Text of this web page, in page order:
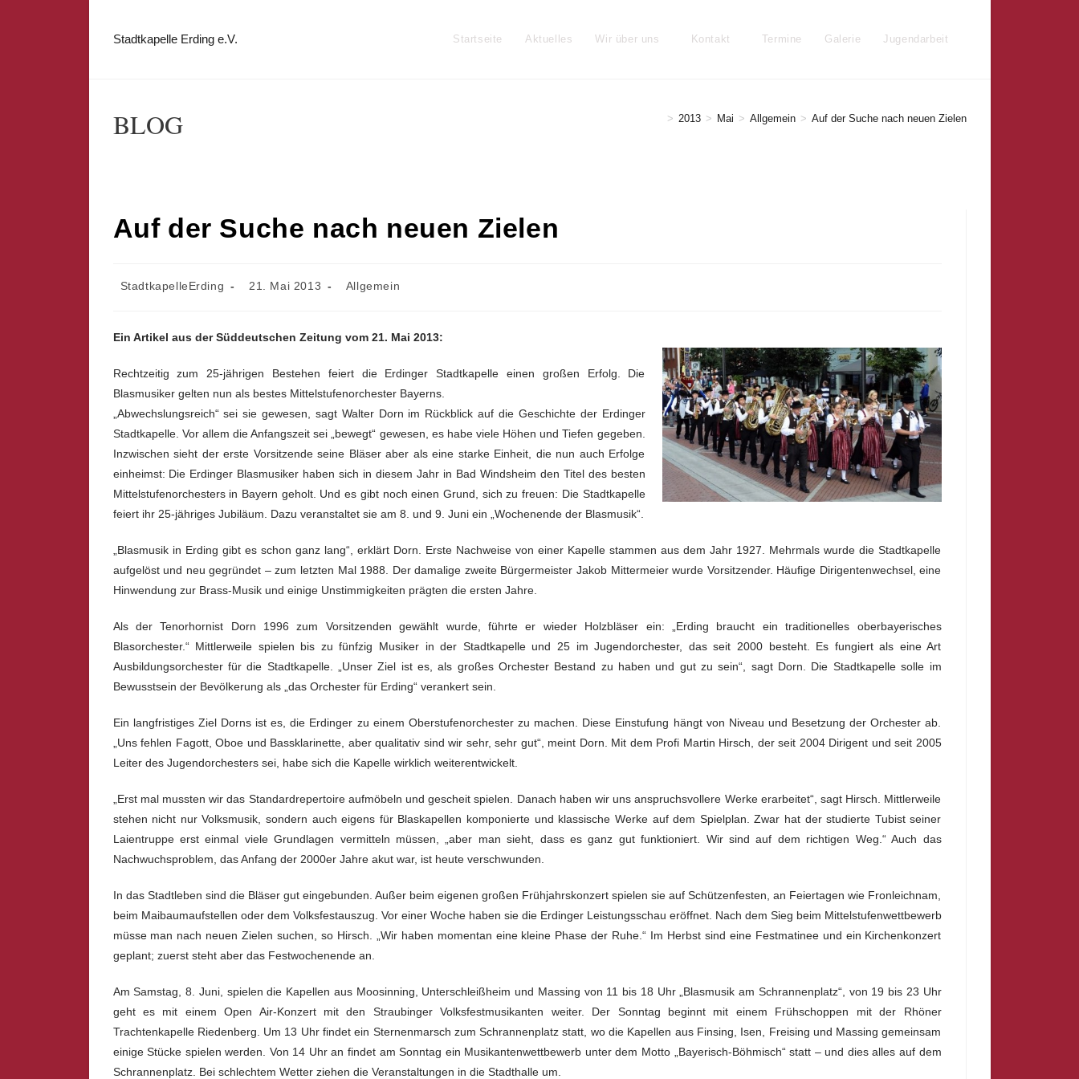
Stadtkapelle Erding e.V. Startseite Aktuelles Wir über uns Kontakt Termine Galerie Jugendarbeit
BLOG > 2013 > Mai > Allgemein > Auf der Suche nach neuen Zielen
Auf der Suche nach neuen Zielen
Beitrags-
StadtkapelleErding
Beitrag
21. Mai 2013
Beitrags-
Allgemein
Ein Artikel aus der Süddeutschen Zeitung vom 21. Mai 2013:
Rechtzeitig zum 25-jährigen Bestehen feiert die Erdinger Stadtkapelle einen großen Erfolg. Die
Blasmusiker gelten nun als bestes Mittelstufenorchester Bayerns.
„Abwechslungsreich“ sei sie gewesen, sagt Walter Dorn im Rückblick auf die Geschichte der Erdinger
Stadtkapelle. Vor allem die Anfangszeit sei „bewegt“ gewesen, es habe viele Höhen und Tiefen gegeben.
Inzwischen sieht der erste Vorsitzende seine Bläser aber als eine starke Einheit, die nun auch Erfolge
einheimst: Die Erdinger Blasmusiker haben sich in diesem Jahr in Bad Windsheim den Titel des besten
Mittelstufenorchesters in Bayern geholt. Und es gibt noch einen Grund, sich zu freuen: Die Stadtkapelle
feiert ihr 25-jähriges Jubiläum. Dazu veranstaltet sie am 8. und 9. Juni ein „Wochenende der Blasmusik“.
„Blasmusik in Erding gibt es schon ganz lang“, erklärt Dorn. Erste Nachweise von einer Kapelle stammen aus dem Jahr 1927. Mehrmals wurde die Stadtkapelle
aufgelöst und neu gegründet – zum letzten Mal 1988. Der damalige zweite Bürgermeister Jakob Mittermeier wurde Vorsitzender. Häufige Dirigentenwechsel, eine
Hinwendung zur Brass-Musik und einige Unstimmigkeiten prägten die ersten Jahre.
Als der Tenorhornist Dorn 1996 zum Vorsitzenden gewählt wurde, führte er wieder Holzbläser ein: „Erding braucht ein traditionelles oberbayerisches
Blasorchester.“ Mittlerweile spielen bis zu fünfzig Musiker in der Stadtkapelle und 25 im Jugendorchester, das seit 2000 besteht. Es fungiert als eine Art
Ausbildungsorchester für die Stadtkapelle. „Unser Ziel ist es, als großes Orchester Bestand zu haben und gut zu sein“, sagt Dorn. Die Stadtkapelle solle im
Bewusstsein der Bevölkerung als „das Orchester für Erding“ verankert sein.
Ein langfristiges Ziel Dorns ist es, die Erdinger zu einem Oberstufenorchester zu machen. Diese Einstufung hängt von Niveau und Besetzung der Orchester ab.
„Uns fehlen Fagott, Oboe und Bassklarinette, aber qualitativ sind wir sehr, sehr gut“, meint Dorn. Mit dem Profi Martin Hirsch, der seit 2004 Dirigent und seit 2005
Leiter des Jugendorchesters sei, habe sich die Kapelle wirklich weiterentwickelt.
„Erst mal mussten wir das Standardrepertoire aufmöbeln und gescheit spielen. Danach haben wir uns anspruchsvollere Werke erarbeitet“, sagt Hirsch. Mittlerweile
stehen nicht nur Volksmusik, sondern auch eigens für Blaskapellen komponierte und klassische Werke auf dem Spielplan. Zwar hat der studierte Tubist seiner
Laientruppe erst einmal viele Grundlagen vermitteln müssen, „aber man sieht, dass es ganz gut funktioniert. Wir sind auf dem richtigen Weg.“ Auch das
Nachwuchsproblem, das Anfang der 2000er Jahre akut war, ist heute verschwunden.
In das Stadtleben sind die Bläser gut eingebunden. Außer beim eigenen großen Frühjahrskonzert spielen sie auf Schützenfesten, an Feiertagen wie Fronleichnam,
beim Maibaumaufstellen oder dem Volksfestauszug. Vor einer Woche haben sie die Erdinger Leistungsschau eröffnet. Nach dem Sieg beim Mittelstufenwettbewerb
müsse man nach neuen Zielen suchen, so Hirsch. „Wir haben momentan eine kleine Phase der Ruhe.“ Im Herbst sind eine Festmatinee und ein Kirchenkonzert
geplant; zuerst steht aber das Festwochenende an.
Am Samstag, 8. Juni, spielen die Kapellen aus Moosinning, Unterschleißheim und Massing von 11 bis 18 Uhr „Blasmusik am Schrannenplatz“, von 19 bis 23 Uhr
geht es mit einem Open Air-Konzert mit den Straubinger Volksfestmusikanten weiter. Der Sonntag beginnt mit einem Frühschoppen mit der Rhöner
Trachtenkapelle Riedenberg. Um 13 Uhr findet ein Sternenmarsch zum Schrannenplatz statt, wo die Kapellen aus Finsing, Isen, Freising und Massing gemeinsam
einige Stücke spielen werden. Von 14 Uhr an findet am Sonntag ein Musikantenwettbewerb unter dem Motto „Bayerisch-Böhmisch“ statt – und dies alles auf dem
Schrannenplatz. Bei schlechtem Wetter ziehen die Veranstaltungen in die Stadthalle um.